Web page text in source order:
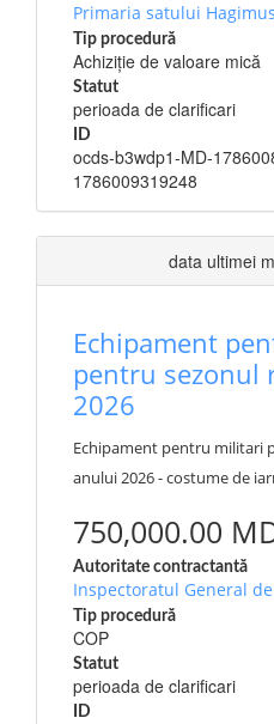
Primaria satului Hagimus
Tip procedură
Achiziție de valoare mică
Statut
perioada de clarificari
ID
ocds-b3wdp1-MD-
1786009319248
data ultimei
Echipament
pentru sezonul
2026
Echipament pentru militari
anului 2026 - costume de
750,000.00
Autoritate contractantă
Inspectoratul General
Tip procedură
COP
Statut
perioada de clarificari
ID